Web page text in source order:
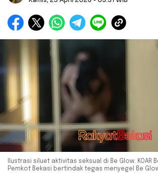
Ilustrasi siluet aktivitas seksual di Be Glow. KOAR
Pemkot Bekasi bertindak tegas menyegel Be